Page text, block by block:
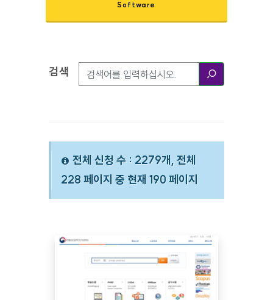
Software
검색옵션
검색
전체 신청 수 : 2279개, 전체
228 페이지 중 현재 190 페이지